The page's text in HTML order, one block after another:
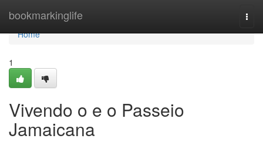
bookmarkinglife
Home
Home
1
Vivendo o e o Passeio
Jamaicana